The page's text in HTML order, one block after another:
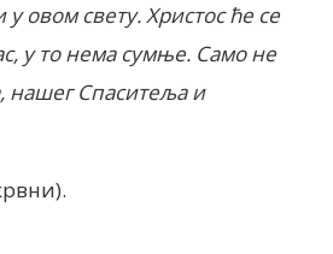
у овом свету. Христос ће се
у то нема сумње. Само не
нашег Спаситеља и